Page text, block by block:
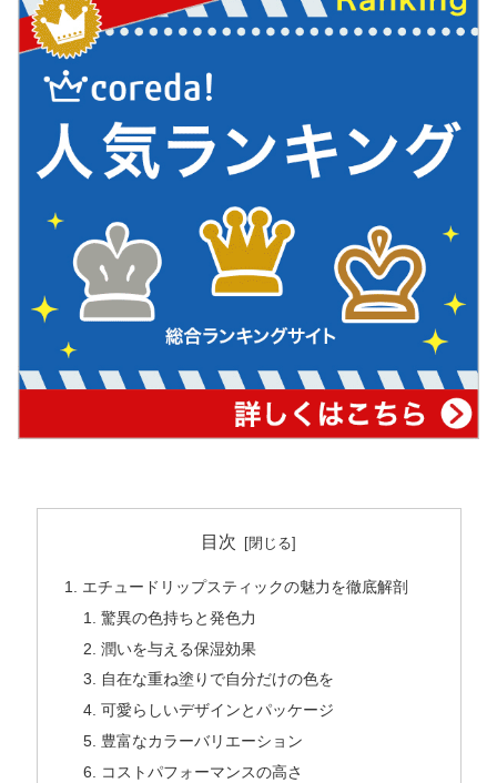
目次
エチュードリップスティックの魅力を徹底解剖
驚異の色持ちと発色力
潤いを与える保湿効果
自在な重ね塗りで自分だけの色を
可愛らしいデザインとパッケージ
豊富なカラーバリエーション
コストパフォーマンスの高さ